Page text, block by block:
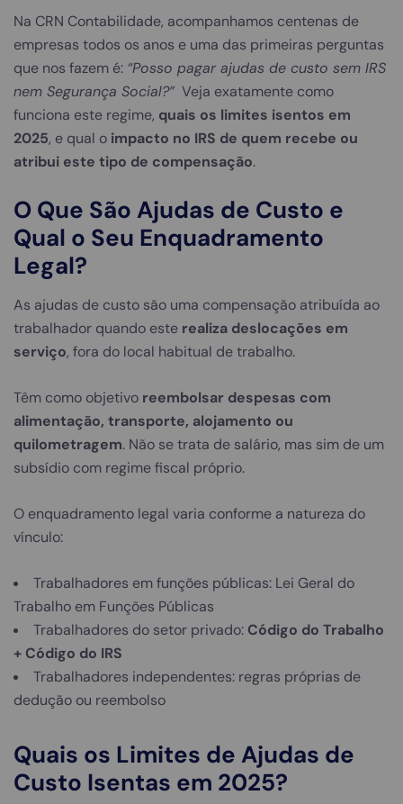
Na CRN Contabilidade, acompanhamos centenas de
empresas todos os anos e uma das primeiras perguntas
que nos fazem é: “Posso pagar ajudas de custo sem IRS
nem Segurança Social?” Veja exatamente como
funciona este regime, quais os limites isentos em
2025, e qual o impacto no IRS de quem recebe ou
atribui este tipo de compensação.
O Que São Ajudas de Custo e
Qual o Seu Enquadramento
Legal?
As ajudas de custo são uma compensação atribuída ao
trabalhador quando este realiza deslocações em
serviço, fora do local habitual de trabalho.
Têm como objetivo reembolsar despesas com
alimentação, transporte, alojamento ou
quilometragem. Não se trata de salário, mas sim de um
subsídio com regime fiscal próprio.
O enquadramento legal varia conforme a natureza do
vínculo:
Trabalhadores em funções públicas: Lei Geral do
Trabalho em Funções Públicas
Trabalhadores do setor privado: Código do Trabalho
+ Código do IRS
Trabalhadores independentes: regras próprias de
dedução ou reembolso
Quais os Limites de Ajudas de
Custo Isentas em 2025?